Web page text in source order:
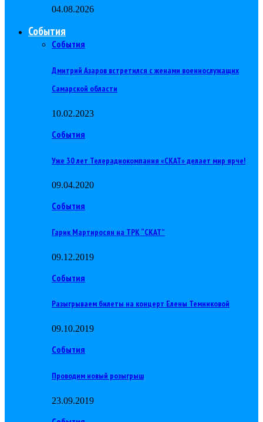
04.08.2026
События
События
Дмитрий Азаров встретился с женами военнослужащих
Самарской области
10.02.2023
События
Уже 30 лет Телерадиокомпания «СКАТ» делает мир ярче!
09.04.2020
События
Гарик Мартиросян на ТРК “СКАТ”
09.12.2019
События
Разыгрываем билеты на концерт Елены Темниковой
09.10.2019
События
Проводим новый розыгрыш
23.09.2019